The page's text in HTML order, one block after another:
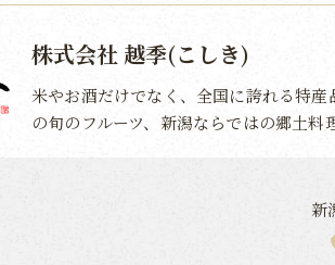
株式会社 越季(こしき)
米やお酒だけでなく、全国に誇れる特
の旬のフルーツ、新潟ならではの郷土料
新